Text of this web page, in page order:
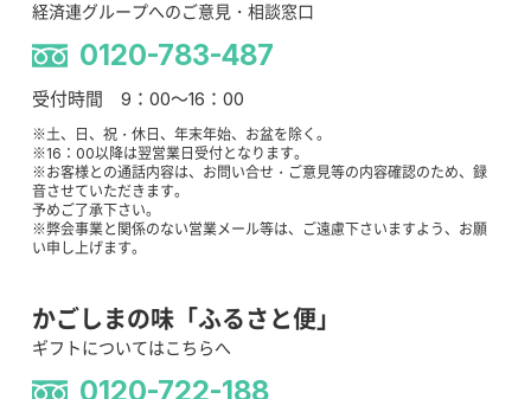
経済連グループへのご意見・相談窓口
0120-783-487
受付時間 9：00～16：00
※土、日、祝・休日、年末年始、お盆を除く。
※16：00以降は翌営業日受付となります。
※お客様との通話内容は、お問い合せ・ご意見等の内容確認のため、録
音させていただきます。
予めご了承下さい。
※弊会事業と関係のない営業メール等は、ご遠慮下さいますよう、お願
い申し上げます。
かごしまの味「ふるさと便」
ギフトについてはこちらへ
0120-722-188